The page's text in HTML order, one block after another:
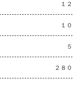
１２
１０
５
２８０